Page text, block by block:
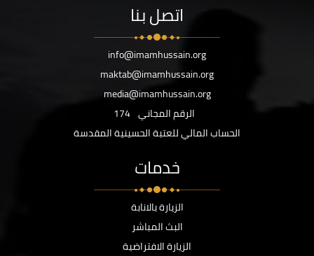
اتصل بنا
info@imamhussain.org
maktab@imamhussain.org
media@imamhussain.org
الرقم المجاني 174
الحساب المالي للعتبة الحسينية المقدسة
خدمات
الزيارة بالانابة
البث المباشر
الزيارة الافتراضية